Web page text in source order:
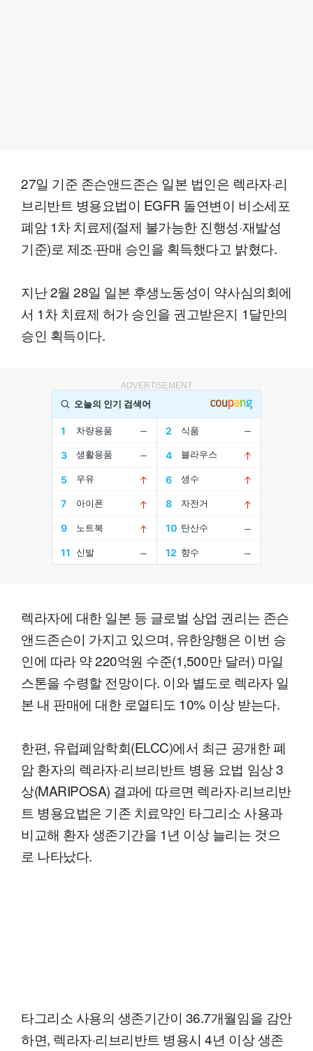
27일 기준 존슨앤드존슨 일본 법인은 렉라자·리
브리반트 병용요법이 EGFR 돌연변이 비소세포
폐암 1차 치료제(절제 불가능한 진행성·재발성
기준)로 제조·판매 승인을 획득했다고 밝혔다.
지난 2월 28일 일본 후생노동성이 약사심의회에
서 1차 치료제 허가 승인을 권고받은지 1달만의
승인 획득이다.
ADVERTISEMENT
렉라자에 대한 일본 등 글로벌 상업 권리는 존슨
앤드존슨이 가지고 있으며, 유한양행은 이번 승
인에 따라 약 220억원 수준(1,500만 달러) 마일
스톤을 수령할 전망이다. 이와 별도로 렉라자 일
본 내 판매에 대한 로열티도 10% 이상 받는다.
한편, 유럽폐암학회(ELCC)에서 최근 공개한 폐
암 환자의 렉라자·리브리반트 병용 요법 임상 3
상(MARIPOSA) 결과에 따르면 렉라자·리브리반
트 병용요법은 기존 치료약인 타그리소 사용과
비교해 환자 생존기간을 1년 이상 늘리는 것으
로 나타났다.
타그리소 사용의 생존기간이 36.7개월임을 감안
하면, 렉라자·리브리반트 병용시 4년 이상 생존